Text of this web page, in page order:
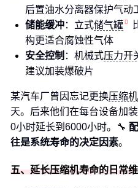
后置油水分离器保护气动
储能缓冲：立式储气罐
构更适合腐蚀性气体
安全控制 ：机械式压力开
建议加装爆破片
某汽车厂曾因忘记更换压缩
天。后来他们在每台设备加
0小时延长到6000小时。🔧
往是系统寿命的决定因素。
五、延长压缩机寿命的日常